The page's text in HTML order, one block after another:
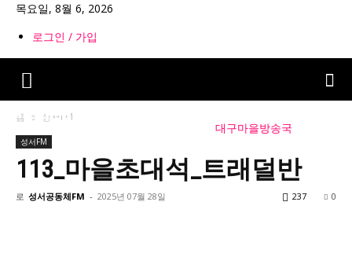
목요일, 8월 6, 2026
로그인 / 가입
대구마을방송국
홈 성서FM
성서FM
113_마을초대석_트래덜반
로 성서공동체FM - 2025년 07월 28일 0
237